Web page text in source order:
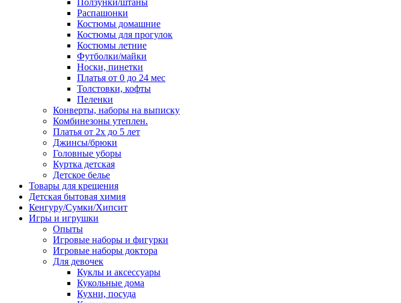
Распашонки
Костюмы домашние
Костюмы для прогулок
Костюмы летние
Футболки/майки
Носки, пинетки
Платья от 0 до 24 мес
Толстовки, кофты
Пеленки
Конверты, наборы на выписку
Комбинезоны утеплен.
Платья от 2х до 5 лет
Джинсы/брюки
Головные уборы
Куртка детская
Детское белье
Товары для крещения
Детская бытовая химия
Кенгуру/Сумки/Хипсит
Игры и игрушки
Опыты
Игровые наборы и фигурки
Игровые наборы доктора
Для девочек
Куклы и аксессуары
Кукольные дома
Кухни, посуда